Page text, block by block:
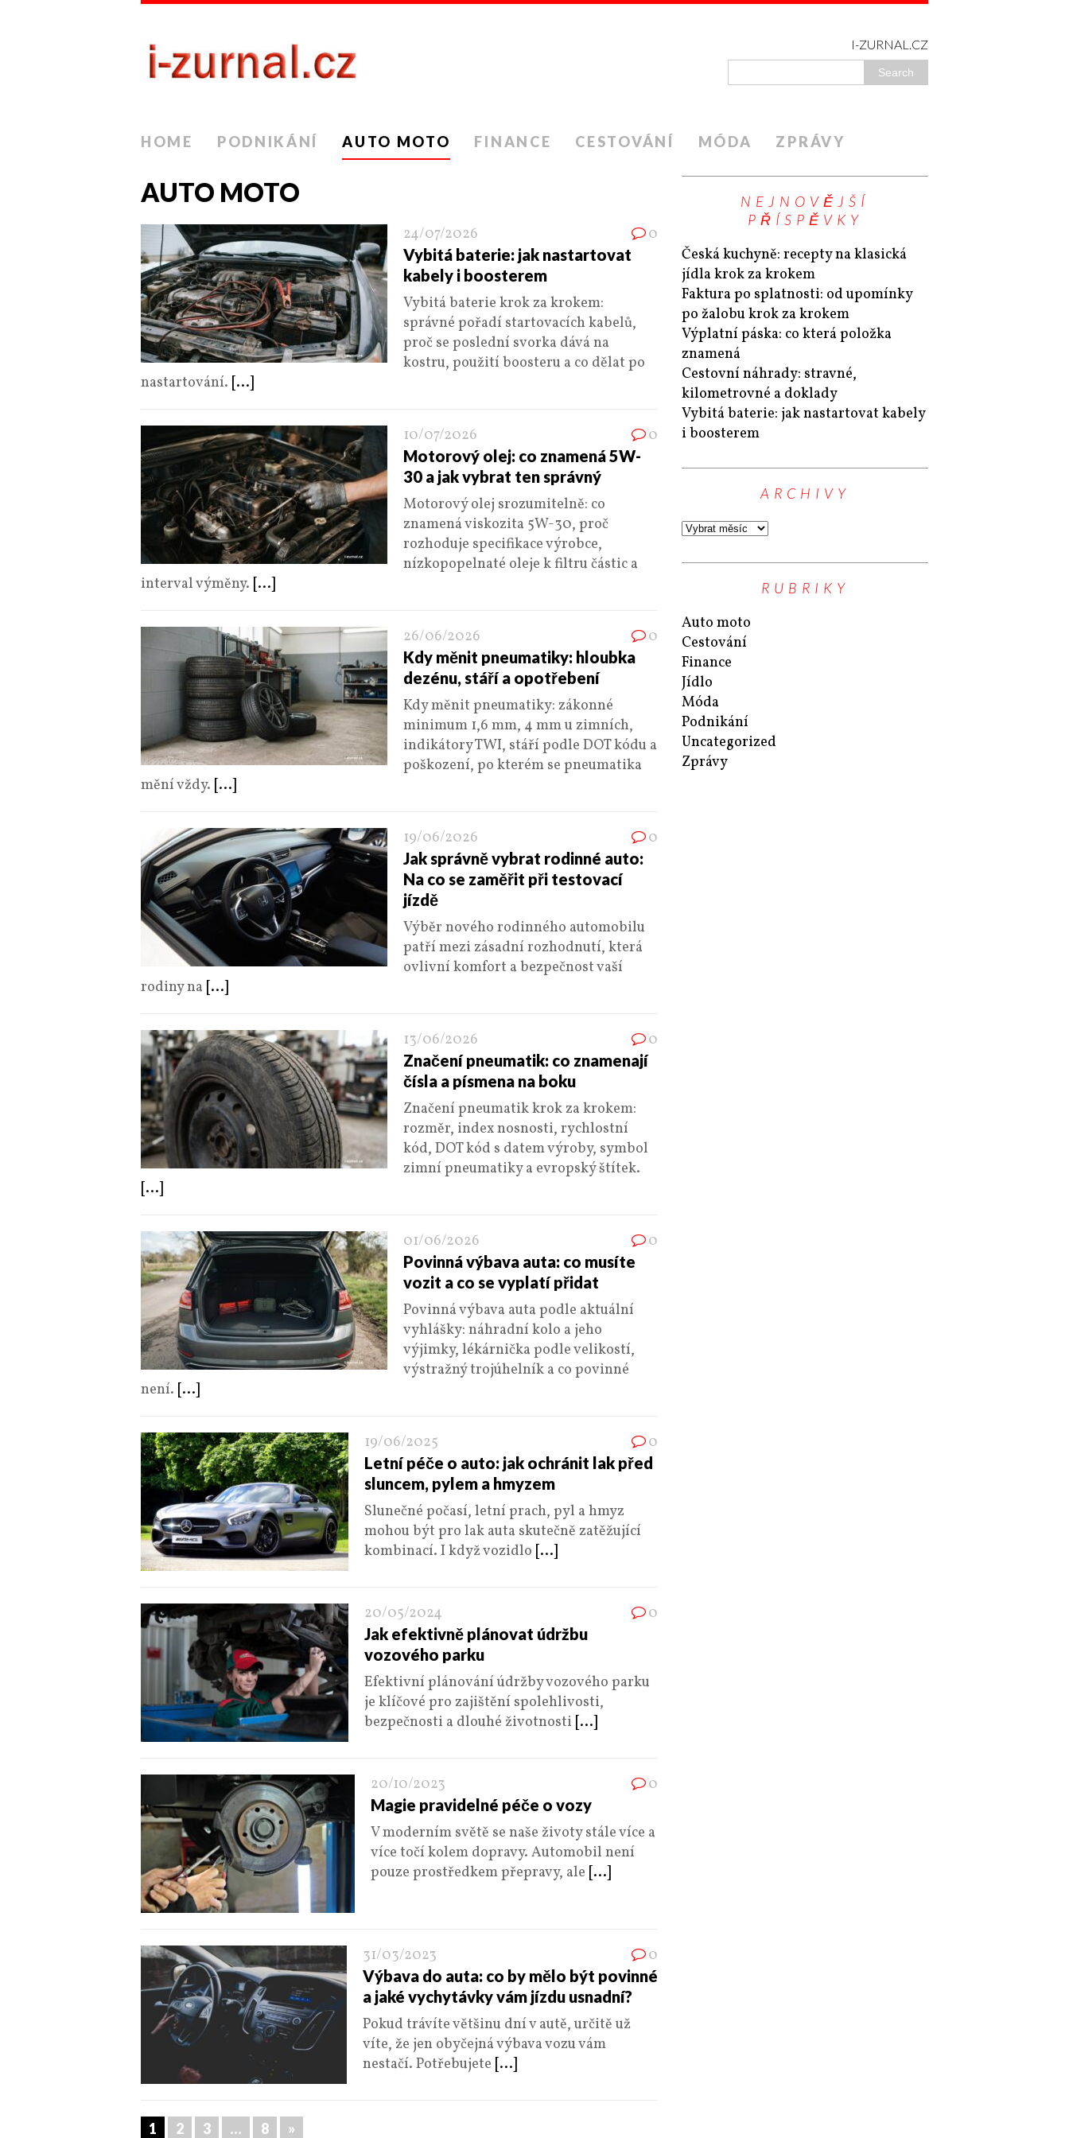
I-ZURNAL.CZ
HOME PODNIKÁNÍ AUTO MOTO FINANCE CESTOVÁNÍ MÓDA ZPRÁVY
AUTO MOTO
24/07/2026 0
Vybitá baterie: jak nastartovat
kabely i boosterem
Vybitá baterie krok za krokem:
správné pořadí startovacích kabelů,
proč se poslední svorka dává na
kostru, použití boosteru a co dělat po
nastartování. [...]
10/07/2026 0
Motorový olej: co znamená 5W-
30 a jak vybrat ten správný
Motorový olej srozumitelně: co
znamená viskozita 5W-30, proč
rozhoduje specifikace výrobce,
nízkopopelnaté oleje k filtru částic a
interval výměny. [...]
26/06/2026 0
Kdy měnit pneumatiky: hloubka
dezénu, stáří a opotřebení
Kdy měnit pneumatiky: zákonné
minimum 1,6 mm, 4 mm u zimních,
indikátory TWI, stáří podle DOT kódu a
poškození, po kterém se pneumatika
mění vždy. [...]
19/06/2026 0
Jak správně vybrat rodinné auto:
Na co se zaměřit při testovací
jízdě
Výběr nového rodinného automobilu
patří mezi zásadní rozhodnutí, která
ovlivní komfort a bezpečnost vaší
rodiny na [...]
13/06/2026 0
Značení pneumatik: co znamenají
čísla a písmena na boku
Značení pneumatik krok za krokem:
rozměr, index nosnosti, rychlostní
kód, DOT kód s datem výroby, symbol
zimní pneumatiky a evropský štítek.
[...]
01/06/2026 0
Povinná výbava auta: co musíte
vozit a co se vyplatí přidat
Povinná výbava auta podle aktuální
vyhlášky: náhradní kolo a jeho
výjimky, lékárnička podle velikostí,
výstražný trojúhelník a co povinné
není. [...]
19/06/2025 0
Letní péče o auto: jak ochránit lak před
sluncem, pylem a hmyzem
Slunečné počasí, letní prach, pyl a hmyz
mohou být pro lak auta skutečně zatěžující
kombinací. I když vozidlo [...]
20/05/2024 0
Jak efektivně plánovat údržbu
vozového parku
Efektivní plánování údržby vozového parku
je klíčové pro zajištění spolehlivosti,
bezpečnosti a dlouhé životnosti [...]
20/10/2023 0
Magie pravidelné péče o vozy
V moderním světě se naše životy stále více a
více točí kolem dopravy. Automobil není
pouze prostředkem přepravy, ale [...]
31/03/2023 0
Výbava do auta: co by mělo být povinné
a jaké vychytávky vám jízdu usnadní?
Pokud trávíte většinu dní v autě, určitě už
víte, že jen obyčejná výbava vozu vám
nestačí. Potřebujete [...]
1 2 3 … 8 »
NEJNOVĚJŠÍ
PŘÍSPĚVKY
Česká kuchyně: recepty na klasická
jídla krok za krokem
Faktura po splatnosti: od upomínky
po žalobu krok za krokem
Výplatní páska: co která položka
znamená
Cestovní náhrady: stravné,
kilometrovné a doklady
Vybitá baterie: jak nastartovat kabely
i boosterem
ARCHIVY
RUBRIKY
Auto moto
Cestování
Finance
Jídlo
Móda
Podnikání
Uncategorized
Zprávy